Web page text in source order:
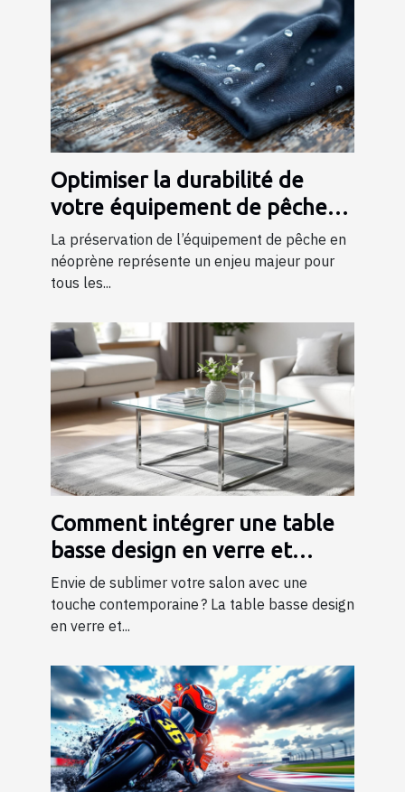
Optimiser la durabilité de
votre équipement de pêche
en néoprène
La préservation de l’équipement de pêche en
néoprène représente un enjeu majeur pour
tous les...
Comment intégrer une table
basse design en verre et
métal dans votre salon ?
Envie de sublimer votre salon avec une
touche contemporaine ? La table basse design
en verre et...